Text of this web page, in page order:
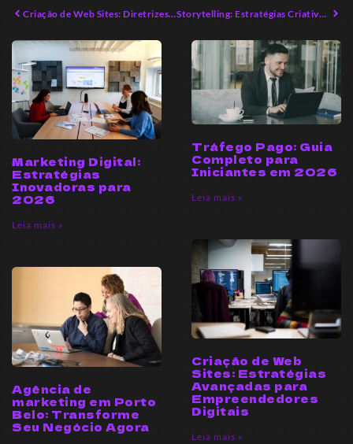
Criação de Web Sites: Diretrizes Práticas para Empreendedores Modernos Storytelling: Estratégias Criativas para Engajar Seu Público
Marketing Digital:
Estratégias
Inovadoras para
2026
Leia mais »
Tráfego Pago: Guia
Completo para
Iniciantes em 2026
Leia mais »
Agência de
marketing em Porto
Belo: Transforme
Seu Negócio Agora
Criação de Web
Sites: Estratégias
Avançadas para
Empreendedores
Digitais
Leia mais »